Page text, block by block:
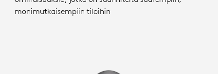
monimutkaisempiin tiloihin